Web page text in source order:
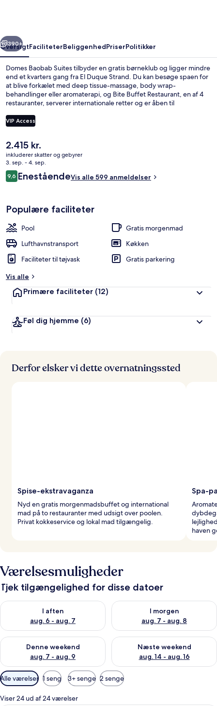
Næste
390+
OversigtFaciliteterBeliggenhedPriserPolitikker
Domes Baobab Suites tilbyder en gratis børneklub og ligger mindre
end et kvarters gang fra El Duque Strand. Du kan besøge spaen for
at blive forkælet med deep tissue-massage, body wrap-
behandlinger eller aromaterapi, og Bite Buffet Restaurant, en af 4
restauranter, serverer internationale retter og er åben til
bekvemmeligheder på værelset som køkken og
vaskemaskine/tørretumbler. Rejsende er vilde med stedets
VIP Access
Den
nuværende
pris
er
2.415 kr.
2.415 kr.
inkluderer skatter og gebyrer
3. sep. - 4. sep.
Anmeldelser
9,69,6 ud af 10.
EneståendeVis alle 599 anmeldelser
Populære faciliteter
Pool
Gratis morgenmad
Lufthavnstransport
Køkken
Faciliteter til tøjvask
Gratis parkering
Vis alle
Primære faciliteter (12)
Føl dig hjemme (6)
Derfor elsker vi dette overnatningssted
Spise-ekstravaganza
Nyd en gratis morgenmadsbuffet og international
mad på to restauranter med udsigt over poolen.
Privat kokkeservice og lokal mad tilgængelig.
Spa-
haven
Værelsesmuligheder
Tjek tilgængelighed for disse datoer
I aften
aug. 6 - aug. 7
Tjek tilgængelighed for i aften aug. 6 - aug. 7
I morgen
aug. 7 - aug. 8
Tjek tilgængelighed for i
Denne weekend
aug. 7 - aug. 9
Tjek tilgængelighed for denne weekend aug. 7 - aug. 9
Næste weekend
aug. 14 - aug. 16
Tjek tilgængelighed for næste
Tilgængelige
filtre
for
Alle værelser 1 seng 3+ senge 2 senge
Viser 24 ud af 24 værelser